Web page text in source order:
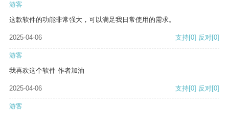
游客
这款软件的功能非常强大，可以满足我日常使用的需求。
2025-04-06 支持[0] 反对[0]
游客
我喜欢这个软件 作者加油
2025-04-06 支持[0] 反对[0]
游客